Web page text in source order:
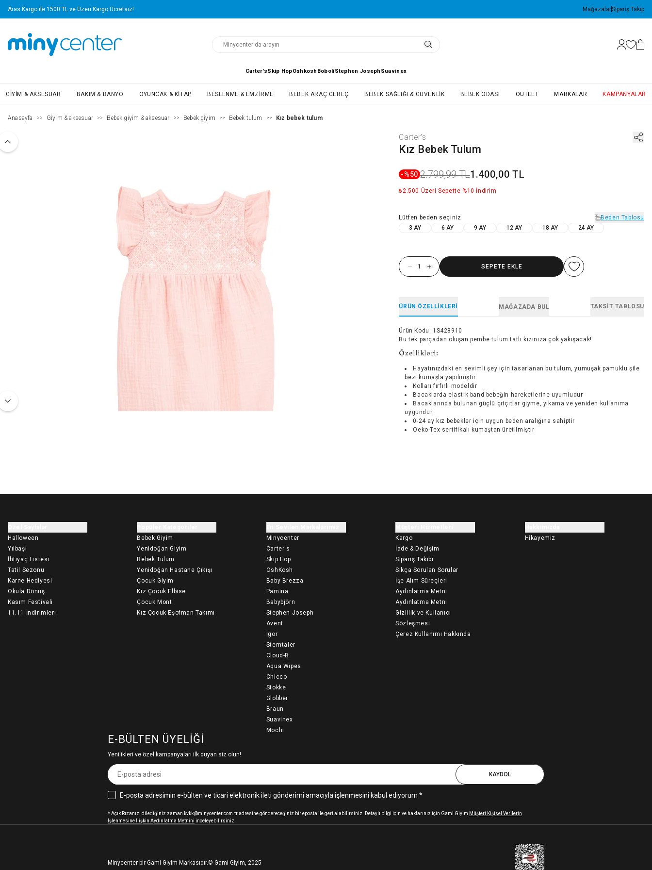
Aras Kargo ile 1500 TL ve Üzeri Kargo Ücretsiz! MağazalarSipariş Takip
Carter'sSkip HopOshkosh BoboliStephen Joseph Suavinex
GIYIM & AKSESUAR BAKIM & BANYO OYUNCAK & KITAP BESLENME & EMZIRME BEBEK ARAÇ GEREÇ BEBEK SAĞLIĞI & GÜVENLIK BEBEK ODASI OUTLET MARKALAR KAMPANYALAR
Anasayfa >> Giyim & aksesuar >> Bebek giyim & aksesuar >> Bebek giyim >> Bebek tulum >> Kız bebek tulum
Carter's
Kız Bebek Tulum
-%50 2.799,99 TL1.400,00 TL
₺2.500 Üzeri Sepette %10 İndirim
Lütfen beden seçiniz
Beden Tablosu
3 AY
6 AY 9 AY 12 AY 18 AY 24 AY
SEPETE EKLE
ÜRÜN ÖZELLIKLERI MAĞAZADA BUL TAKSIT TABLOSU
Ürün Kodu : 1S428910
Bu tek parçadan oluşan pembe tulum tatlı kızınıza çok yakışacak!
Özellikleri:
Hayatınızdaki en sevimli şey için tasarlanan bu tulum, yumuşak pamuklu şile
bezi kumaşla yapılmıştır
Kolları fırfırlı modeldir
Bacaklarda elastik band bebeğin hareketlerine uyumludur
Bacaklarında bulunan güçlü çıtçıtlar giyme, yıkama ve yeniden kullanıma
uygundur
0-24 ay kız bebekler için uygun beden aralığına sahiptir
Oeko-Tex sertifikalı kumaştan üretilmiştir
Halloween
Yılbaşı
İhtiyaç Listesi
Tatil Sezonu
Karne Hediyesi
Okula Dönüş
Kasım Festivali
11.11 İndirimleri
Bebek Giyim
Yenidoğan Giyim
Bebek Tulum
Yenidoğan Hastane Çıkışı
Çocuk Giyim
Kız Çocuk Elbise
Çocuk Mont
Kız Çocuk Eşofman Takımı
Minycenter
Carter's
Skip Hop
OshKosh
Baby Brezza
Pamina
Babybjörn
Stephen Joseph
Avent
Igor
Sterntaler
Cloud-B
Aqua Wipes
Chicco
Stokke
Globber
Braun
Suavinex
Mochi
Kargo
İade & Değişim
Sipariş Takibi
Sıkça Sorulan Sorular
İşe Alım Süreçleri
Aydınlatma Metni
Aydınlatma Metni
Gizlilik ve Kullanıcı
Sözleşmesi
Çerez Kullanımı Hakkında
Hikayemiz
E-BÜLTEN ÜYELIĞI
Yenilikleri ve özel kampanyaları ilk duyan siz olun!
KAYDOL
E-posta adresimin e-bülten ve ticari elektronik ileti gönderimi amacıyla işlenmesini kabul ediyorum *
* Açık Rızanızı dilediğiniz zaman kvkk@minycenter.com.tr adresine göndereceğiniz bir eposta ile geri alabilirsiniz. Detaylı bilgi için ve haklarınız için Gami Giyim Müşteri Kişisel Verilerin
İşlenmesine İlişkin Aydınlatma Metnini inceleyebilirsiniz.
Minycenter bir Gami Giyim Markasıdır. © Gami Giyim, 2025